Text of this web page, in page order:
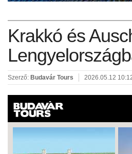
Krakkó és
Szerző: Budavár Tours 2026.05.12